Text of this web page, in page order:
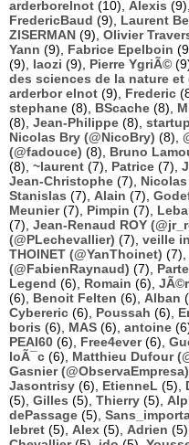
arderborelnot (10), Alexis (9),
FredericBaud (9), Laurent
ZISERMAN (9), Olivier
Yann (9), Fabrice Epelboin
(9), laozi (9), Pierre YgriÃ©
des sciences de la nature et
arderbor elnot (9), Frederic
stephane (8), BScache (8),
(8), Jean-Philippe (8),
Nicolas Bry (@NicoBry) (8),
(@fadouce) (8), Bruno
(8), ~laurent (7), Patrice (7),
Jean-Christophe (7),
Stanislas (7), Alain (7),
Meunier(7), Pimpin (7),
(7), Jean-Renaud ROY
(@PLechevallier) (7), veille
THOINET (@YanThoinet) (7),
(@FabienRaynaud) (7),
Legend (6), Romain (6),
(6), Benoit Felten (6), Alban
Cybereric (6), Poussah (6),
boris (6), MAS (6), antoine
PEAI60 (6), Free4ever(6),
loÃ¯c (6), Matthieu Dufour
Gasnier (@ObservaEmpresa)
Jasontrisy (6), EtienneL (5),
(5), Gilles (5), Thierry (5),
dePassage (5),
lebret (5), Alex (5), Adrien (5),